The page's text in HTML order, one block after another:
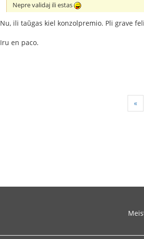
Nepre validaj ili estas
Nu, ili taŭgas kiel konzolpremio. Pli grave
Iru en paco.
«